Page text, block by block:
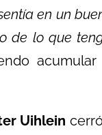
en un
de lo que
Uihlein